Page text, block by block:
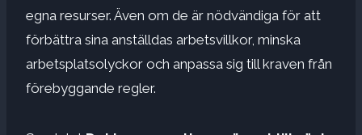
egna resurser. Även om de är nödvändiga för att
förbättra sina anställdas arbetsvillkor, minska
arbetsplatsolyckor och anpassa sig till kraven från
förebyggande regler.